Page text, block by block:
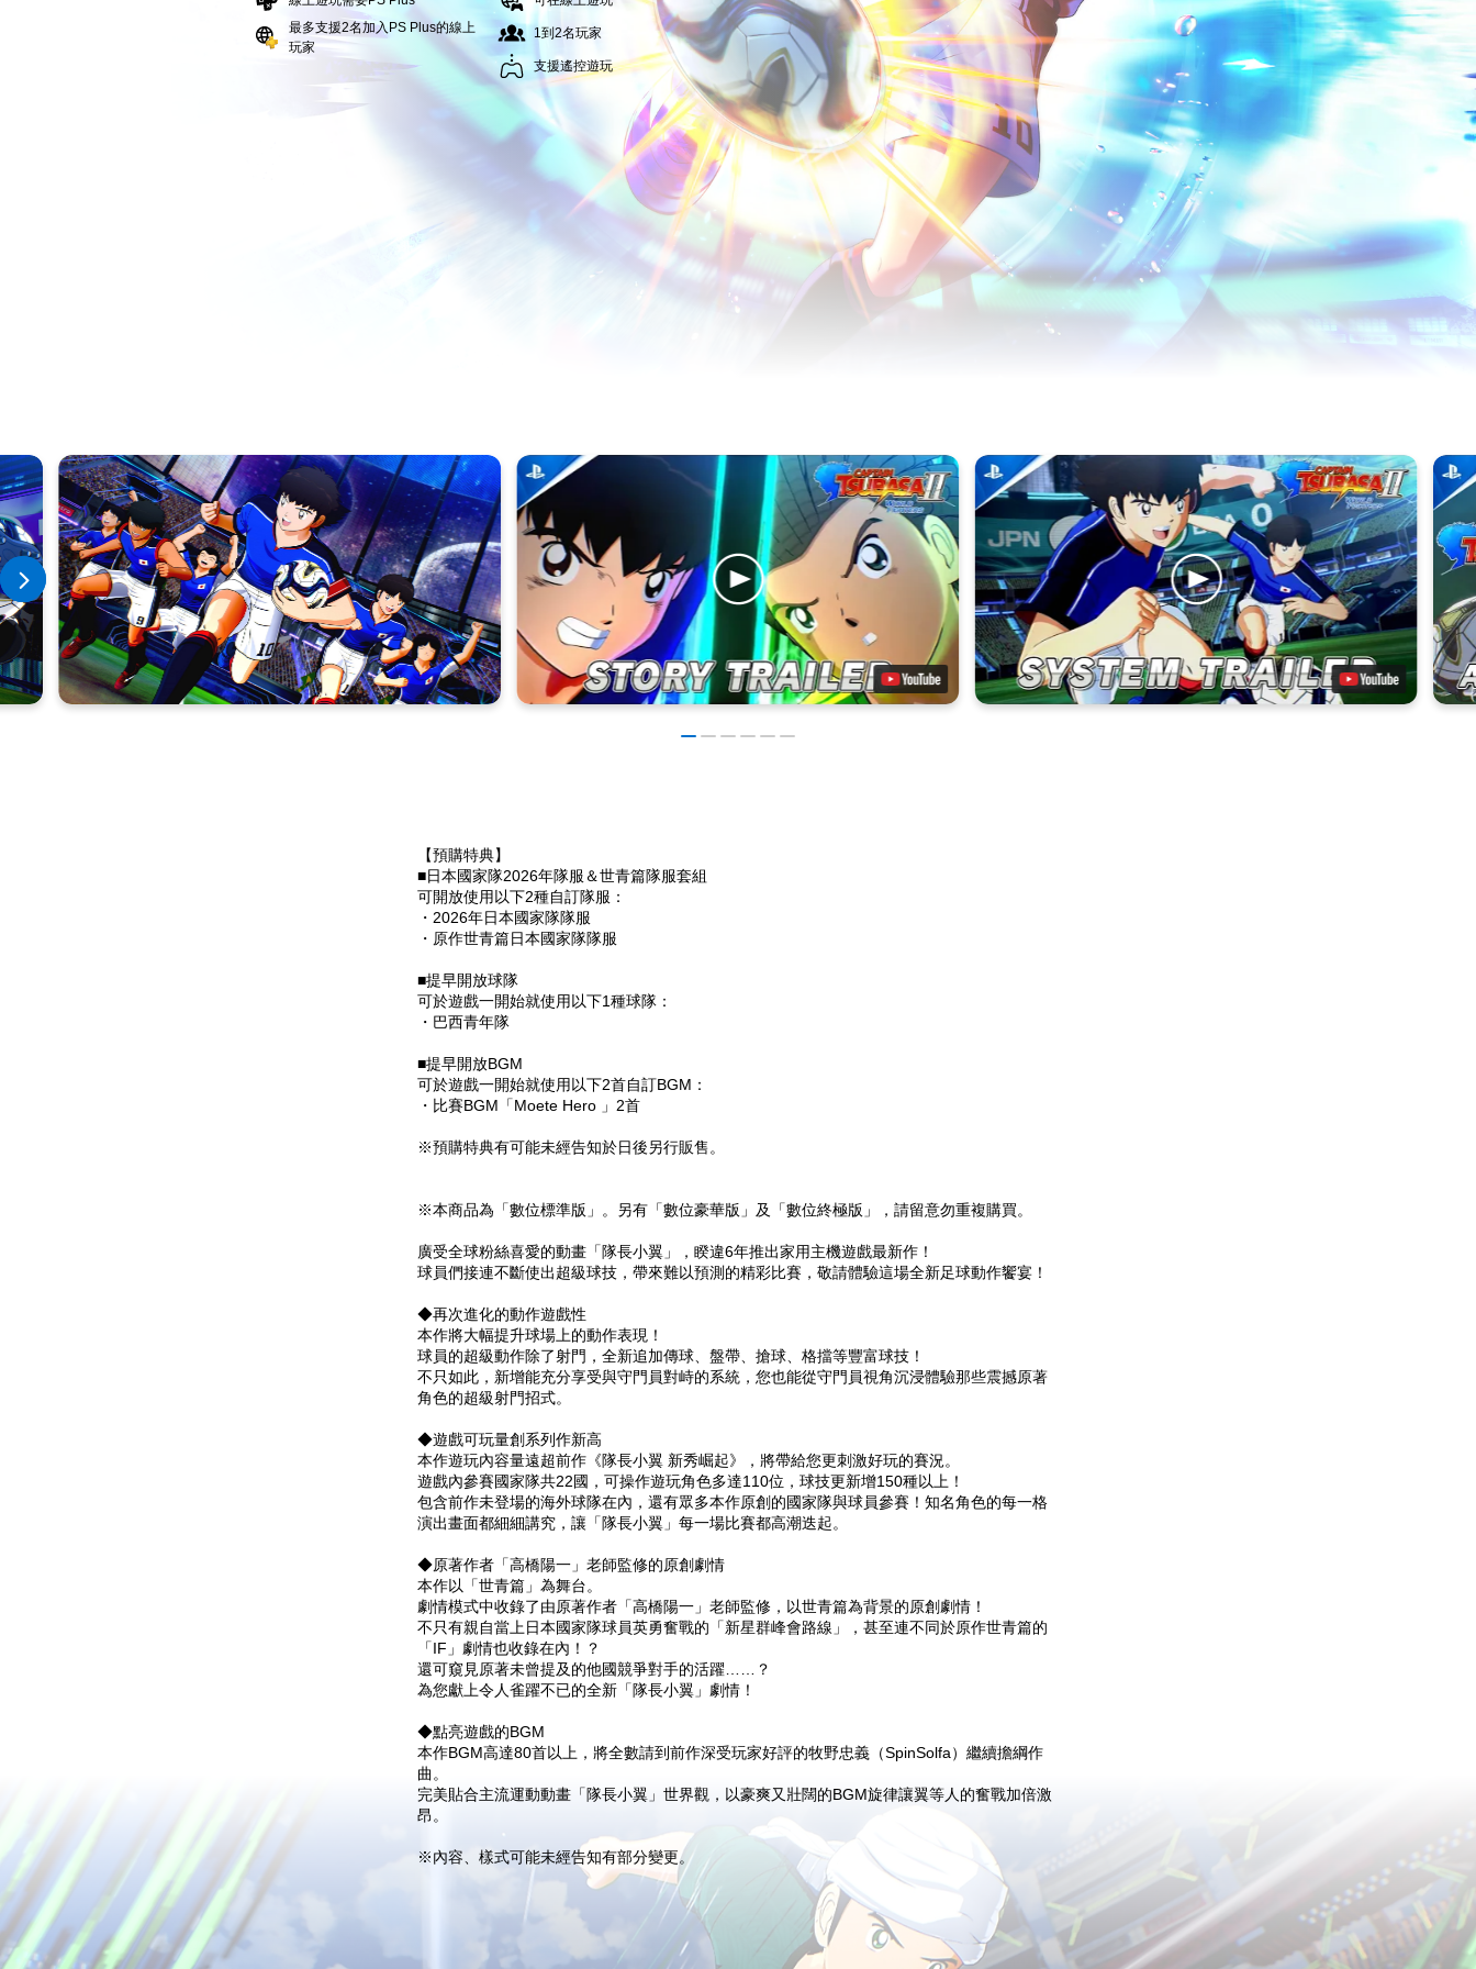
最多支援2名加入PS Plus的線上
玩家
1到2名玩家
支援遙控遊玩
【預購特典】
■日本國家隊2026年隊服＆世青篇隊服套組
可開放使用以下2種自訂隊服：
・2026年日本國家隊隊服
・原作世青篇日本國家隊隊服
■提早開放球隊
可於遊戲一開始就使用以下1種球隊：
・巴西青年隊
■提早開放BGM
可於遊戲一開始就使用以下2首自訂BGM：
・比賽BGM「Moete Hero 」2首
※預購特典有可能未經告知於日後另行販售。
※本商品為「數位標準版」。另有「數位豪華版」及「數位終極版」，請留意勿重複購買。
廣受全球粉絲喜愛的動畫「隊長小翼」，睽違6年推出家用主機遊戲最新作！
球員們接連不斷使出超級球技，帶來難以預測的精彩比賽，敬請體驗這場全新足球動作饗宴！
◆再次進化的動作遊戲性
本作將大幅提升球場上的動作表現！
球員的超級動作除了射門，全新追加傳球、盤帶、搶球、格擋等豐富球技！
不只如此，新增能充分享受與守門員對峙的系統，您也能從守門員視角沉浸體驗那些震撼原著
角色的超級射門招式。
◆遊戲可玩量創系列作新高
本作遊玩內容量遠超前作《隊長小翼 新秀崛起》，將帶給您更刺激好玩的賽況。
遊戲內參賽國家隊共22國，可操作遊玩角色多達110位，球技更新增150種以上！
包含前作未登場的海外球隊在內，還有眾多本作原創的國家隊與球員參賽！知名角色的每一格
演出畫面都細細講究，讓「隊長小翼」每一場比賽都高潮迭起。
◆原著作者「高橋陽一」老師監修的原創劇情
本作以「世青篇」為舞台。
劇情模式中收錄了由原著作者「高橋陽一」老師監修，以世青篇為背景的原創劇情！
不只有親自當上日本國家隊球員英勇奮戰的「新星群峰會路線」，甚至連不同於原作世青篇的
「IF」劇情也收錄在內！？
還可窺見原著未曾提及的他國競爭對手的活躍……？
為您獻上令人雀躍不已的全新「隊長小翼」劇情！
◆點亮遊戲的BGM
本作BGM高達80首以上，將全數請到前作深受玩家好評的牧野忠義（SpinSolfa）繼續擔綱作
曲。
完美貼合主流運動動畫「隊長小翼」世界觀，以豪爽又壯闊的BGM旋律讓翼等人的奮戰加倍激
昂。
※內容、樣式可能未經告知有部分變更。